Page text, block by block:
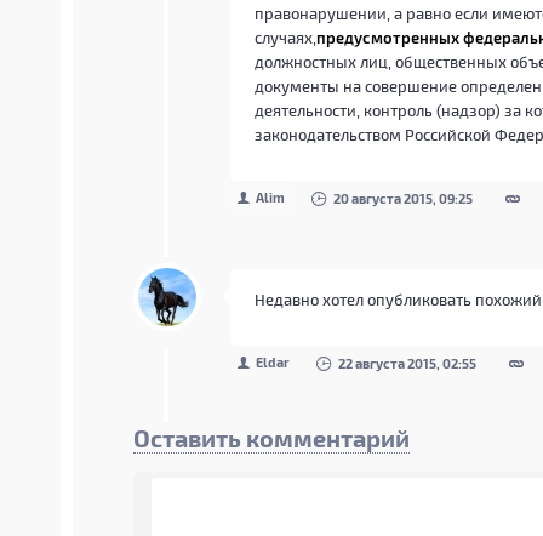
правонарушении, а равно если
случаях,предусмотренных
должностных лиц, общественных
документы на совершение
деятельности, контроль (надзор) за
законодательством Российской
Alim 20 августа 2015, 09:25
Недавно хотел опубликовать
Eldar 22 августа 2015, 02:55
Оставить комментарий